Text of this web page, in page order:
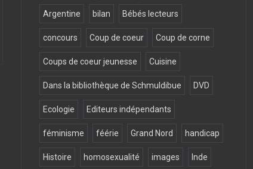
Argentine bilan Bébés lecteurs
concours Coup de coeur Coup de corne
Coups de coeur jeunesse Cuisine
Dans la bibliothèque de Schmuldibue DVD
Ecologie Editeurs indépendants
féminisme féérie Grand Nord handicap
Histoire homosexualité images Inde